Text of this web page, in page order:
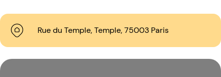
Rue du Temple, Temple, 75003 Paris